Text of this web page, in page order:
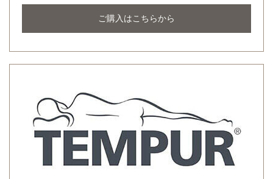
ご購入はこちらから